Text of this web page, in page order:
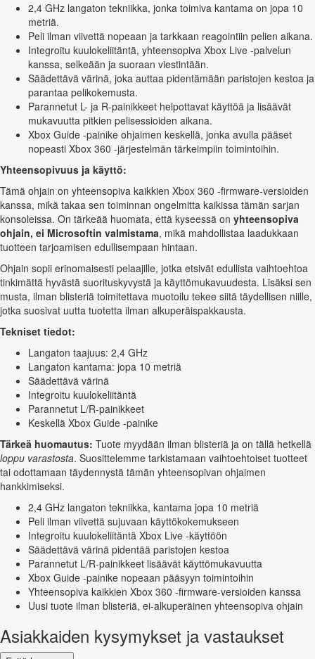
2,4 GHz langaton tekniikka, jonka toimiva kantama on jopa 10
metriä.
Peli ilman viivettä nopeaan ja tarkkaan reagointiin pelien aikana.
Integroitu kuulokeliitäntä, yhteensopiva Xbox Live -palvelun
kanssa, selkeään ja suoraan viestintään.
Säädettävä värinä, joka auttaa pidentämään paristojen kestoa ja
parantaa pelikokemusta.
Parannetut L- ja R-painikkeet helpottavat käyttöä ja lisäävät
mukavuutta pitkien pelisessioiden aikana.
Xbox Guide -painike ohjaimen keskellä, jonka avulla pääset
nopeasti Xbox 360 -järjestelmän tärkeimpiin toimintoihin.
Yhteensopivuus ja käyttö:
Tämä ohjain on yhteensopiva kaikkien Xbox 360 -firmware-versioiden
kanssa, mikä takaa sen toiminnan ongelmitta kaikissa tämän sarjan
konsoleissa. On tärkeää huomata, että kyseessä on yhteensopiva
ohjain, ei Microsoftin valmistama, mikä mahdollistaa laadukkaan
tuotteen tarjoamisen edullisempaan hintaan.
Ohjain sopii erinomaisesti pelaajille, jotka etsivät edullista vaihtoehtoa
tinkimättä hyvästä suorituskyvystä ja käyttömukavuudesta. Lisäksi sen
musta, ilman blisteriä toimitettava muotoilu tekee siitä täydellisen niille,
jotka suosivat uutta tuotetta ilman alkuperäispakkausta.
Tekniset tiedot:
Langaton taajuus: 2,4 GHz
Langaton kantama: jopa 10 metriä
Säädettävä värinä
Integroitu kuulokeliitäntä
Parannetut L/R-painikkeet
Keskellä Xbox Guide -painike
Tärkeä huomautus: Tuote myydään ilman blisteriä ja on tällä hetkellä
loppu varastosta. Suosittelemme tarkistamaan vaihtoehtoiset tuotteet
tai odottamaan täydennystä tämän yhteensopivan ohjaimen
hankkimiseksi.
2,4 GHz langaton tekniikka, kantama jopa 10 metriä
Peli ilman viivettä sujuvaan käyttökokemukseen
Integroitu kuulokeliitäntä Xbox Live -käyttöön
Säädettävä värinä pidentää paristojen kestoa
Parannetut L/R-painikkeet lisäävät käyttömukavuutta
Xbox Guide -painike nopeaan pääsyyn toimintoihin
Yhteensopiva kaikkien Xbox 360 -firmware-versioiden kanssa
Uusi tuote ilman blisteriä, ei-alkuperäinen yhteensopiva ohjain
Asiakkaiden kysymykset ja vastaukset